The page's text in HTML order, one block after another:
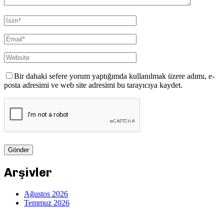
Bir dahaki sefere yorum yaptığımda kullanılmak üzere adımı, e-
posta adresimi ve web site adresimi bu tarayıcıya kaydet.
Arşivler
Ağustos 2026
Temmuz 2026